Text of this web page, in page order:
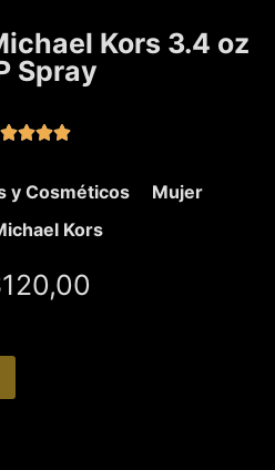
Kors 3.4 oz
Spray

y Cosméticos
Mujer
Kors
120,00